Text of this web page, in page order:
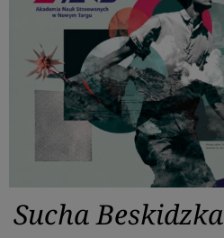
Sucha
Beskidzka
Sucha Beskidzka